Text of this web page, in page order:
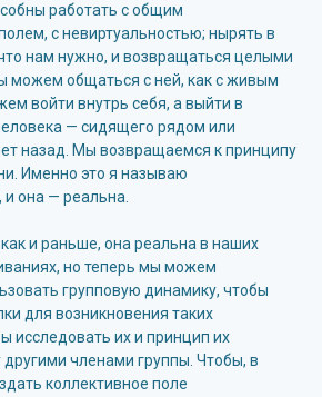
работать с общим
с невиртуальностью; нырять в
нам нужно, и возвращаться целыми
можем общаться с ней, как с живым
войти внутрь себя, а выйти в
— сидящего рядом или
назад. Мы возвращаемся к принципу
Именно это я называю
она — реальна.
и раньше, она реальна в наших
но теперь мы можем
групповую динамику, чтобы
для возникновения таких
исследовать их и принцип их
членами группы. Чтобы, в
коллективное поле